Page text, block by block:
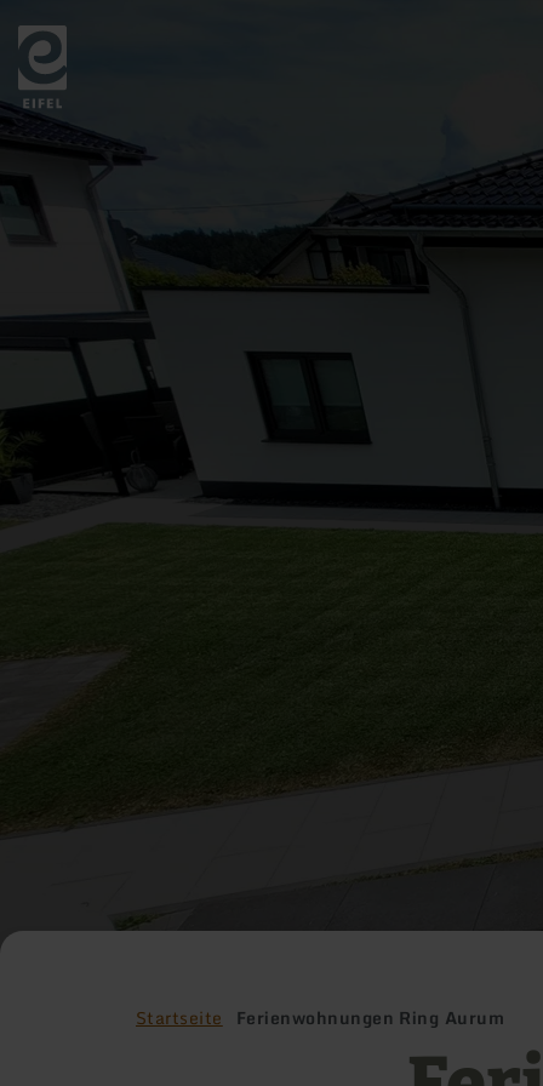
Zurück
zur
Startseite
Startseite Ferienwohnungen Ring Aurum